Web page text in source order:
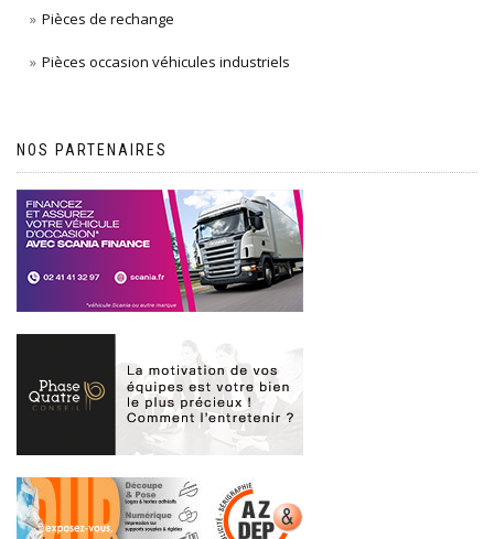
Pièces de rechange
Pièces occasion véhicules industriels
NOS PARTENAIRES